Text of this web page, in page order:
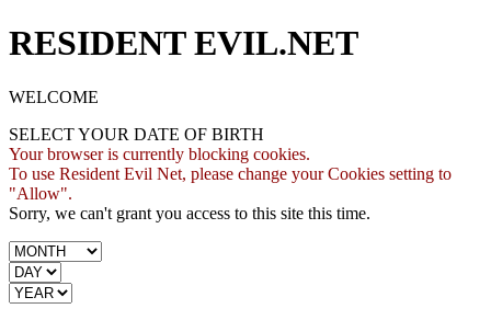
RESIDENT EVIL.NET
WELCOME
SELECT YOUR DATE OF BIRTH
Your browser is currently blocking cookies.
To use Resident Evil Net, please change your Cookies setting to
"Allow".
Sorry, we can't grant you access to this site this time.